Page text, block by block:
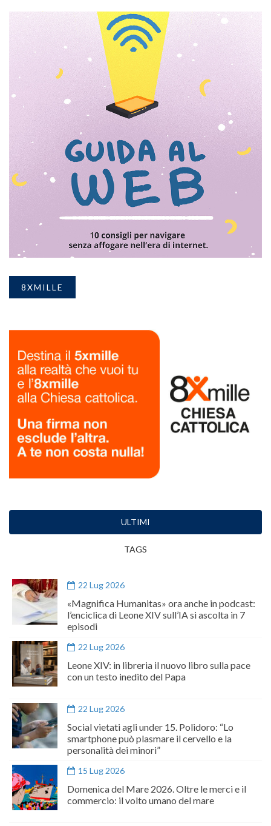
8XMILLE
ULTIMI
TAGS
22 Lug 2026
«Magnifica Humanitas» ora anche in podcast:
l’enciclica di Leone XIV sull’IA si ascolta in 7
episodi
22 Lug 2026
Leone XIV: in libreria il nuovo libro sulla pace
con un testo inedito del Papa
22 Lug 2026
Social vietati agli under 15. Polidoro: “Lo
smartphone può plasmare il cervello e la
personalità dei minori”
15 Lug 2026
Domenica del Mare 2026. Oltre le merci e il
commercio: il volto umano del mare